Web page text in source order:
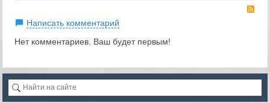
Написать комментарий
Нет комментариев. Ваш будет первым!